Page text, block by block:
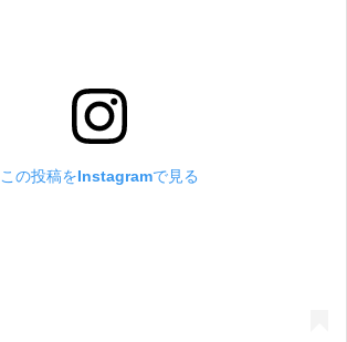
この投稿をInstagramで見る